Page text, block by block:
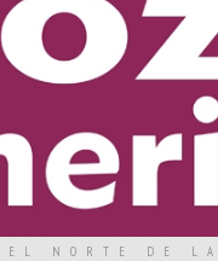
NORTE DE